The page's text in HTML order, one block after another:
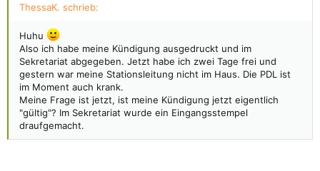
ThessaK. schrieb:
Huhu
Also ich habe meine Kündigung ausgedruckt und im
Sekretariat abgegeben. Jetzt habe ich zwei Tage frei und
gestern war meine Stationsleitung nicht im Haus. Die PDL ist
im Moment auch krank.
Meine Frage ist jetzt, ist meine Kündigung jetzt eigentlich
"gültig"? Im Sekretariat wurde ein Eingangsstempel
draufgemacht.